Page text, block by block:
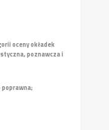
oceny okładek
poznawcza i